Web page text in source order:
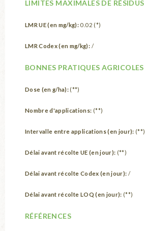
LIMITES MAXIMALES DE RÉSIDUS
LMR UE (en mg/kg): 0.02 (*)
LMR Codex (en mg/kg): /
BONNES PRATIQUES AGRICOLES
Dose (en g/ha): (**)
Nombre d'applications: (**)
Intervalle entre applications (en jour): (**)
Délai avant récolte UE (en jour): (**)
Délai avant récolte Codex (en jour): /
Délai avant récolte LOQ (en jour): (**)
RÉFÉRENCES